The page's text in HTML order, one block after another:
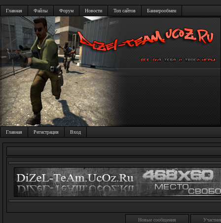
Главная Файлы Форум Новости Топ сайтов Баннерообмен
Главная Регистрация Вход
Новые сообщения